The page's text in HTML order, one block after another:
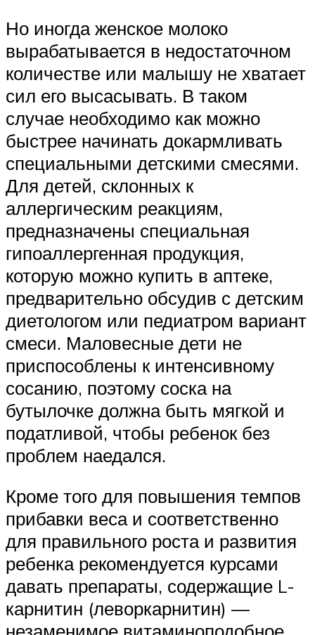
Но иногда женское молоко
вырабатывается в недостаточном
количестве или малышу не хватает
сил его высасывать. В таком
случае необходимо как можно
быстрее начинать докармливать
специальными детскими смесями.
Для детей, склонных к
аллергическим реакциям,
предназначены специальная
гипоаллергенная продукция,
которую можно купить в аптеке,
предварительно обсудив с детским
диетологом или педиатром вариант
смеси. Маловесные дети не
приспособлены к интенсивному
сосанию, поэтому соска на
бутылочке должна быть мягкой и
податливой, чтобы ребенок без
проблем наедался.
Кроме того для повышения темпов
прибавки веса и соответственно
для правильного роста и развития
ребенка рекомендуется курсами
давать препараты, содержащие L-
карнитин (леворкарнитин) —
незаменимое витаминоподобное